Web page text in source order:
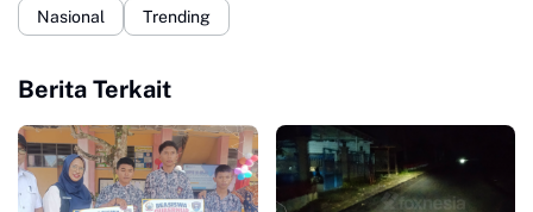
Nasional Trending
Berita Terkait